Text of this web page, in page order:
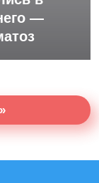
—